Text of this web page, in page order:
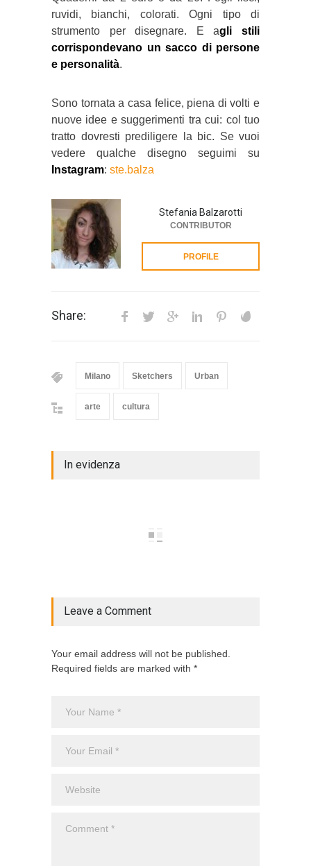
ruvidi, bianchi, colorati. Ogni tipo di
strumento per disegnare. E agli stili
corrispondevano un sacco di persone
e personalità.
Sono tornata a casa felice, piena di volti e
nuove idee e suggerimenti tra cui: col tuo
tratto dovresti prediligere la bic. Se vuoi
vedere qualche disegno seguimi su
Instagram: ste.balza
Stefania Balzarotti
CONTRIBUTOR
PROFILE
Share:
Milano Sketchers Urban
arte cultura
In evidenza
Leave a Comment
Your email address will not be published.
Required fields are marked with *